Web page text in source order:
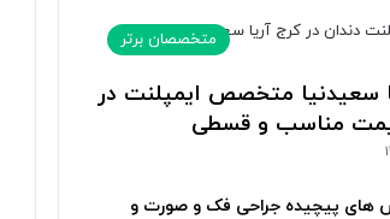
متخصصان برتر
سعیدنیا متخصص ایمپلنت در
مناسب و قسطی
های پیچیده جراحی فک و صورت و